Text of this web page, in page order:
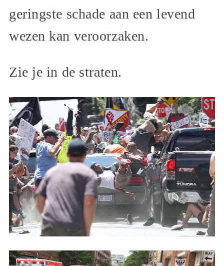
geringste schade aan een levend
wezen kan veroorzaken.
Zie je in de straten.